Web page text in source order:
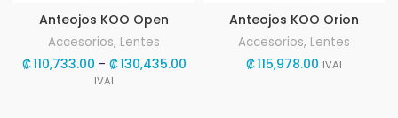
Anteojos KOO Open
Accesorios, Lentes
₡110,733.00 - ₡130,435.00Rango
IVAI
Anteojos KOO Orion
Accesorios, Lentes
₡115,978.00 IVAI